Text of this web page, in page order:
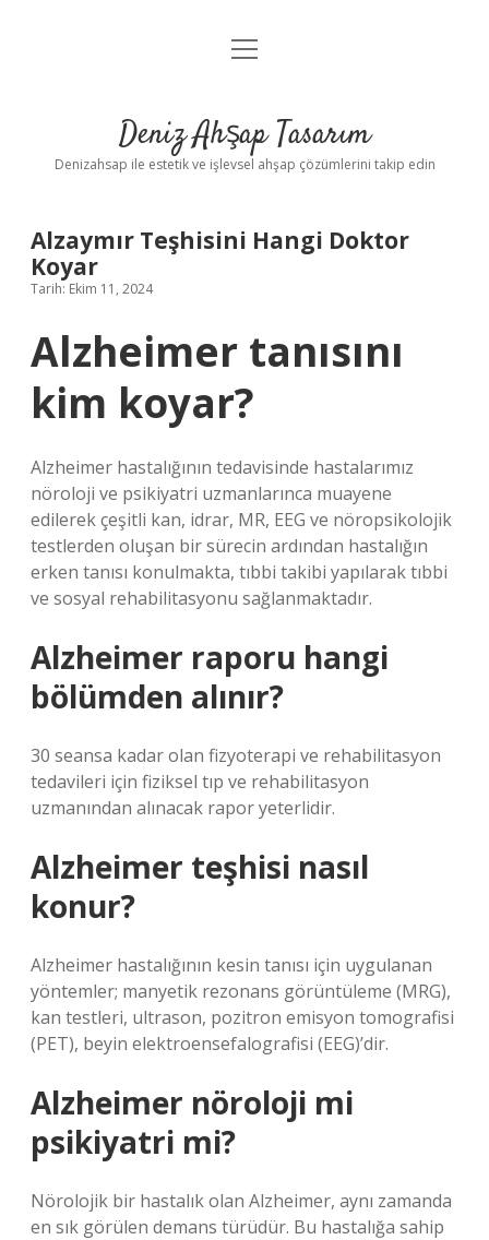
Anasayfa
Yasal Uyarı
menüyü
Deniz Ahşap Tasarım
Denizahsap ile estetik ve işlevsel ahşap çözümlerini takip edin
Alzaymır Teşhisini Hangi Doktor
Koyar
Tarih: Ekim 11, 2024
Alzheimer tanısını
kim koyar?
Alzheimer hastalığının tedavisinde hastalarımız
nöroloji ve psikiyatri uzmanlarınca muayene
edilerek çeşitli kan, idrar, MR, EEG ve nöropsikolojik
testlerden oluşan bir sürecin ardından hastalığın
erken tanısı konulmakta, tıbbi takibi yapılarak tıbbi
ve sosyal rehabilitasyonu sağlanmaktadır.
Alzheimer raporu hangi
bölümden alınır?
30 seansa kadar olan fizyoterapi ve rehabilitasyon
tedavileri için fiziksel tıp ve rehabilitasyon
uzmanından alınacak rapor yeterlidir.
Alzheimer teşhisi nasıl
konur?
Alzheimer hastalığının kesin tanısı için uygulanan
yöntemler; manyetik rezonans görüntüleme (MRG),
kan testleri, ultrason, pozitron emisyon tomografisi
(PET), beyin elektroensefalografisi (EEG)’dir.
Alzheimer nöroloji mi
psikiyatri mi?
Nörolojik bir hastalık olan Alzheimer, aynı zamanda
en sık görülen demans türüdür. Bu hastalığa sahip